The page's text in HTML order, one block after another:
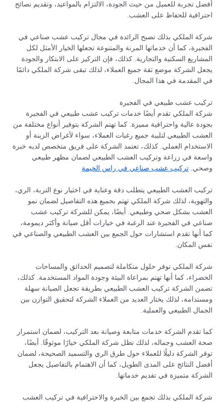
أفضل تجربة للعميل من حيث الجودة، الالتزام بالمواعيد، وتقديم نصائح
احترافية للحفاظ على العشب.
شركة الملكي بذلك تصبح الرائدة في مجال تركيب عشب صناعي في
الفجيرة، كما أن خدماتها المرنة والمتنوعة تجعلها الخيار الأمثل لكل
المشاريع السكنية والتجارية. كذلك، فإن التركيز على الابتكار والجودة
يجعل الشركة موضع ثقة جميع العملاء، لذلك تبقى شركة الملكي دائمًا
في المقدمة في هذا المجال.
تركيب عشب طبيعي في الفجيرة
شركة الملكي تقدم أيضًا خدمات تركيب عشب طبيعي في الفجيرة
بجودة عالية واحترافية مميزة. كما تهتم الشركة بتوفير أنواع مختلفة من
العشب الطبيعي لتلبية جميع رغبات العملاء، سواء لأغراض الزينة أو
الاستخدام العملي. كذلك، تعتمد الشركة على فريق متخصص لديه خبرة
واسعة في زراعة وتركيب العشب الطبيعي لضمان مظهر طبيعي
وصحي.تركيب عشب صناعي في راس الخيمة
تركيب العشب الطبيعي يتطلب دقة وعناية في اختيار نوع التربة، الري،
والتهوية، لذلك شركة الملكي تهتم بجميع هذه التفاصيل لضمان نمو
العشب بشكل صحي وطبيعي. أيضًا، يمكن للشركة تركيب عشب
صناعي في الفجيرة عند الرغبة في خيارات أقل صيانة وأكثر ديمومة،
كما أنها تقدم استشارات حول الجمع بين العشب الطبيعي والصناعي في
نفس المكان.
شركة الملكي توفر حلول متكاملة لتصميم الحدائق والمساحات
الخضراء، كما أنها تهتم بمراعاة البيئة وجودة المواد المستخدمة. كذلك،
تضمن الشركة تركيب العشب الطبيعي بطريقة تجعل الصيانة سهلة
ومستدامة، لذلك يختار العديد من العملاء الشركة لتحقيق التوازن بين
الجمال الطبيعي والعملية.
كما تقدم الشركة خدمات متابعة وصيانة بعد التركيب، لضمان استمرار
صحة العشب وجماله، لذلك تظل شركة الملكي خيارًا موثوقًا. أيضًا،
توفر الشركة دليلًا للعملاء حول طرق الري والتسميد الصحيحة، لضمان
أفضل النتائج على المدى الطويل، كما أن الاهتمام بالتفاصيل يجعل
الشركة متميزة في تقديم خدماتها.
شركة الملكي بذلك تجمع بين الخبرة والاحترافية في تركيب العشب